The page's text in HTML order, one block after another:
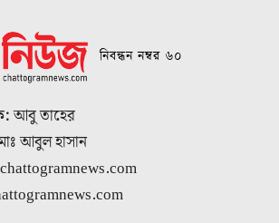
নিবন্ধন নম্বর ৬০
আবু তাহের
আবুল হাসান